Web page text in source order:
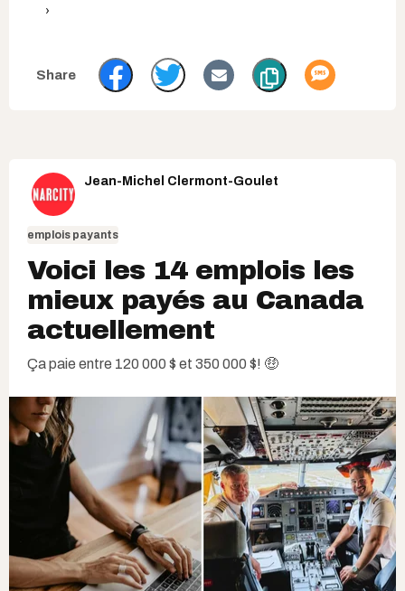
›
Jean-Michel Clermont-Goulet
emplois payants
Voici les 14 emplois les
mieux payés au Canada
actuellement
Ça paie entre 120 000 $ et 350 000 $! 🤑